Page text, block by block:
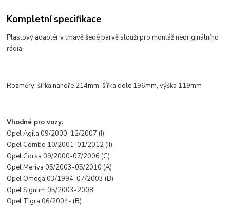
Kompletní specifikace
Plastový adaptér v tmavě šedé barvě slouží pro montáž neoriginálního
rádia.
Rozměry:šířka nahoře 214mm, šířka dole 196mm, výška 119mm
Vhodné pro vozy:
Opel Agila 09/2000-12/2007 (I)
Opel Combo 10/2001-01/2012 (II)
Opel Corsa 09/2000-07/2006 (C)
Opel Meriva 05/2003-05/2010 (A)
Opel Omega 03/1994-07/2003 (B)
Opel Signum 05/2003-2008
Opel Tigra 06/2004- (B)